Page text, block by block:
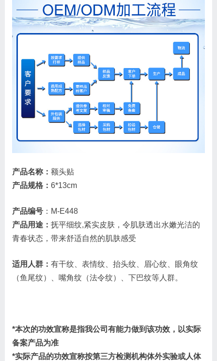
产品名称： 额头贴
产品规格： 6*13cm
产品编号 ：M-E448
产品用途： 抚平细纹,紧实皮肤，令肌肤透出水嫩光洁的
青春状态，带来舒适自然的肌肤感受
适用人群： 有干纹、表情纹、抬头纹、眉心纹、眼角纹
（鱼尾纹）、嘴角纹（法令纹）、下巴纹等人群。
*本次的功效宣称是指我公司有能力做到该功效，以实际
备案产品为准
*实际产品的功效宣称按第三方检测机构体外实验或人体